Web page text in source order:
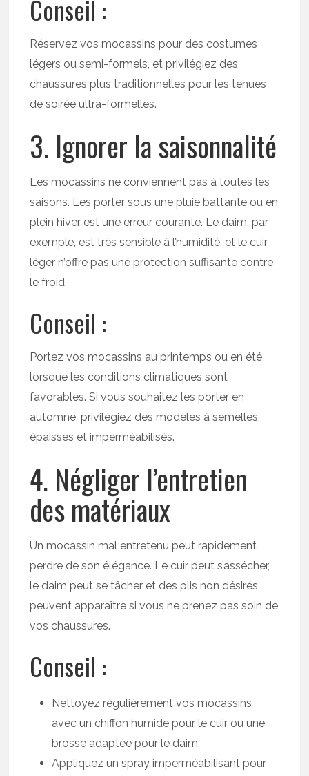
Conseil :
Réservez vos mocassins pour des costumes
légers ou semi-formels, et privilégiez des
chaussures plus traditionnelles pour les tenues
de soirée ultra-formelles.
3. Ignorer la saisonnalité
Les mocassins ne conviennent pas à toutes les
saisons. Les porter sous une pluie battante ou en
plein hiver est une erreur courante. Le daim, par
exemple, est très sensible à l’humidité, et le cuir
léger n’offre pas une protection suffisante contre
le froid.
Conseil :
Portez vos mocassins au printemps ou en été,
lorsque les conditions climatiques sont
favorables. Si vous souhaitez les porter en
automne, privilégiez des modèles à semelles
épaisses et imperméabilisés.
4. Négliger l’entretien
des matériaux
Un mocassin mal entretenu peut rapidement
perdre de son élégance. Le cuir peut s’assécher,
le daim peut se tâcher et des plis non désirés
peuvent apparaître si vous ne prenez pas soin de
vos chaussures.
Conseil :
Nettoyez régulièrement vos mocassins
avec un chiffon humide pour le cuir ou une
brosse adaptée pour le daim.
Appliquez un spray imperméabilisant pour